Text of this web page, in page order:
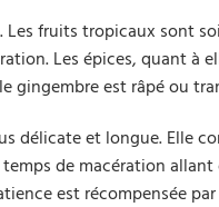
fruits tropicaux sont
Les épices, quant à
gingembre est râpé ou
délicate et longue. Elle
de macération
est récompensée